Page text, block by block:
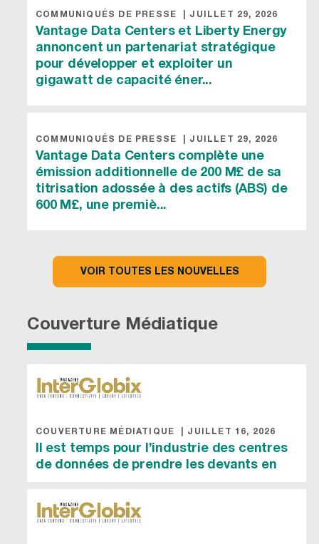
COMMUNIQUÉS DE PRESSE JUILLET 29, 2026
Vantage Data Centers et Liberty Energy
annoncent un partenariat stratégique
pour développer et exploiter un
gigawatt de capacité éner...
COMMUNIQUÉS DE PRESSE JUILLET 29, 2026
Vantage Data Centers complète une
émission additionnelle de 200 M£ de sa
titrisation adossée à des actifs (ABS) de
600 M£, une premiè...
VOIR TOUTES LES NOUVELLES
Couverture Médiatique
COUVERTURE MÉDIATIQUE JUILLET 16, 2026
Il est temps pour l’industrie des centres
de données de prendre les devants en